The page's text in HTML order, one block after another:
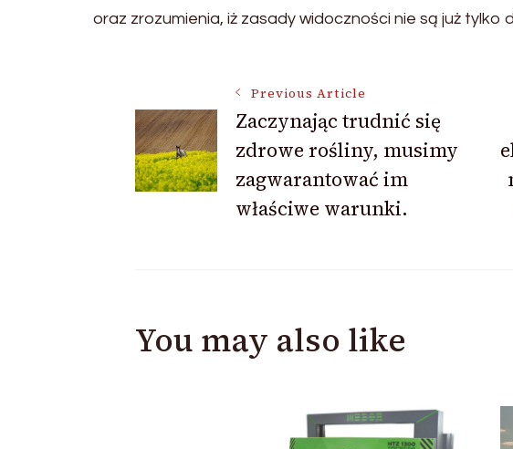
oraz zrozumienia, iż zasady widoczności nie są już tylko
Post
Navigation
Previous Article
Zaczynając trudnić się
zdrowe rośliny, musimy
zagwarantować im
właściwe warunki.
You may also like